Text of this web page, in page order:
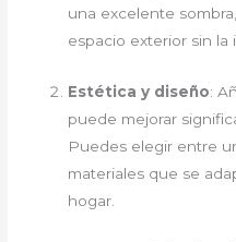
una excelente
espacio exterior sin la
Estética y diseño:
puede mejorar
Puedes elegir entre
materiales que se
hogar.